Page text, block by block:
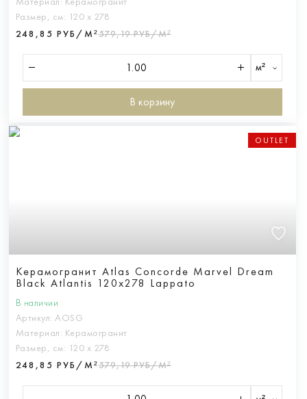
Размер, см: 120 х 278
248,85 РУБ/М²579,19 РУБ/М²
м²
В корзину
OUTLET
Керамогранит Atlas Concorde Marvel Dream
Black Atlantis 120x278 Lappato
В наличии
Артикул: AOSG
Материал: Керамогранит
Размер, см: 120 х 278
248,85 РУБ/М²579,19 РУБ/М²